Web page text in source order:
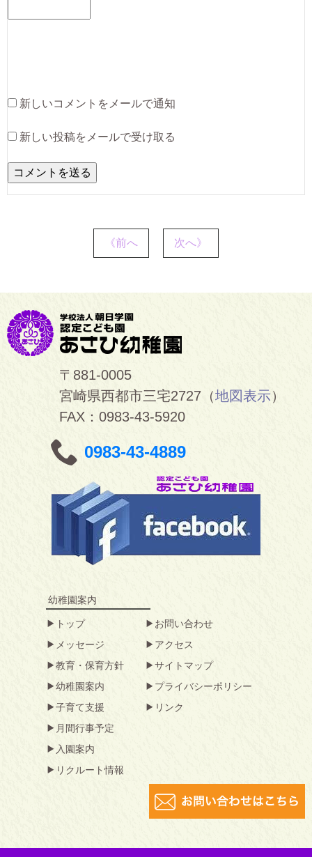
新しいコメントをメールで通知
新しい投稿をメールで受け取る
《前へ 次へ》
〒881-0005
宮崎県西都市三宅2727（地図表示）
FAX：0983-43-5920
0983-43-4889
幼稚園案内
トップ
メッセージ
教育・保育方針
幼稚園案内
子育て支援
月間行事予定
入園案内
リクルート情報
お問い合わせ
アクセス
サイトマップ
プライバシーポリシー
リンク